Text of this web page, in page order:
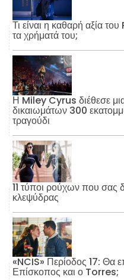
Τι είναι η καθαρή αξία
τα χρήματά του;
Η Miley Cyrus διέθεσε
δικαιωμάτων 300
τραγούδι
11 τύποι ρούχων που σας
κλεψύδρας
«NCIS» Περίοδος 17: Θα
Επίσκοπος και ο Torres;